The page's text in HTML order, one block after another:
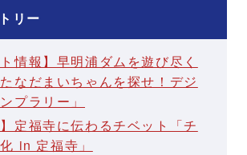
リー
ト情報】早明浦ダムを遊び尽く
なだまいちゃんを探せ！デジ
プラリー」
】定福寺に伝わるチベット「チ
in 定福寺」